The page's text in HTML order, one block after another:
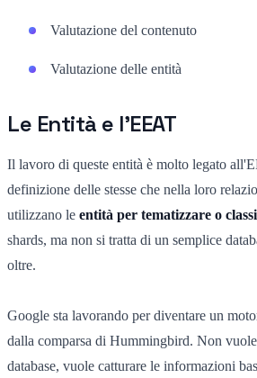
Valutazione del contenuto
Valutazione delle entità
Le Entità e l'EEAT
Il lavoro di queste entità è molto legato
definizione delle stesse che nella loro
utilizzano le entità per tematizzare o
shards, ma non si tratta di un semplice
oltre.
Google sta lavorando per diventare un
dalla comparsa di Hummingbird. Non vuole
database, vuole catturare le informazioni